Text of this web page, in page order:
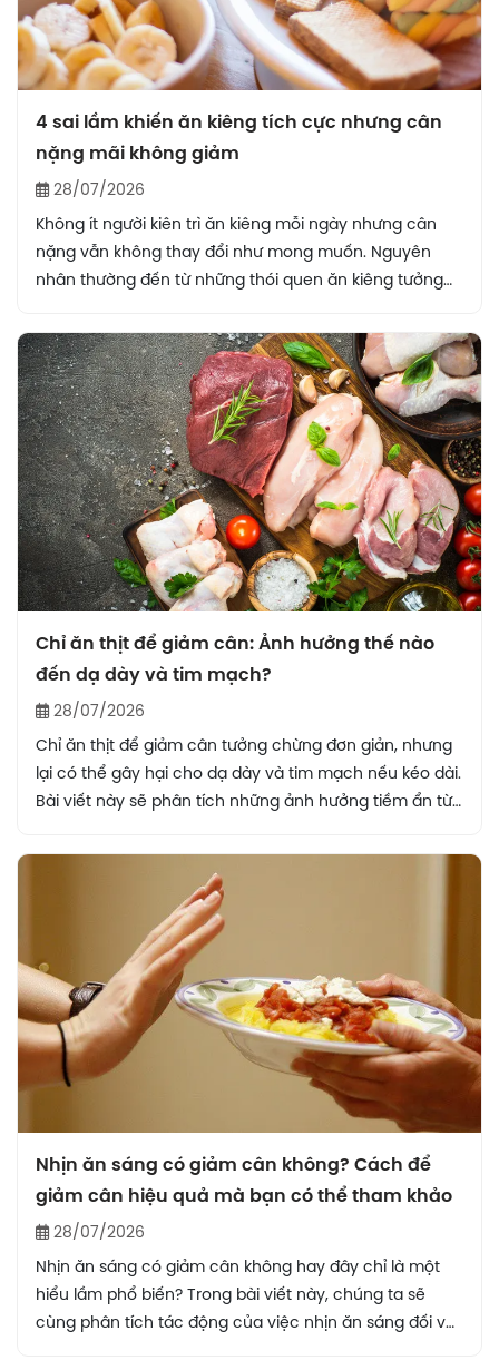
4 sai lầm khiến ăn kiêng tích cực nhưng cân
nặng mãi không giảm
28/07/2026
Không ít người kiên trì ăn kiêng mỗi ngày nhưng cân
nặng vẫn không thay đổi như mong muốn. Nguyên
nhân thường đến từ những thói quen ăn kiêng tưởng
hiểu và điều chỉnh những sai lầm này sẽ giúp quá trình
giảm cân trở nên hiệu quả hơn.
Chỉ ăn thịt để giảm cân: Ảnh hưởng thế nào
đến dạ dày và tim mạch?
28/07/2026
Chỉ ăn thịt để giảm cân tưởng chừng đơn giản, nhưng
lại có thể gây hại cho dạ dày và tim mạch nếu kéo dài.
Bài viết này sẽ phân tích những ảnh hưởng tiềm ẩn từ
Nhịn ăn sáng có giảm cân không? Cách để
giảm cân hiệu quả mà bạn có thể tham khảo
28/07/2026
Nhịn ăn sáng có giảm cân không hay đây chỉ là một
hiểu lầm phổ biến? Trong bài viết này, chúng ta sẽ
cùng phân tích tác động của việc nhịn ăn sáng đối với